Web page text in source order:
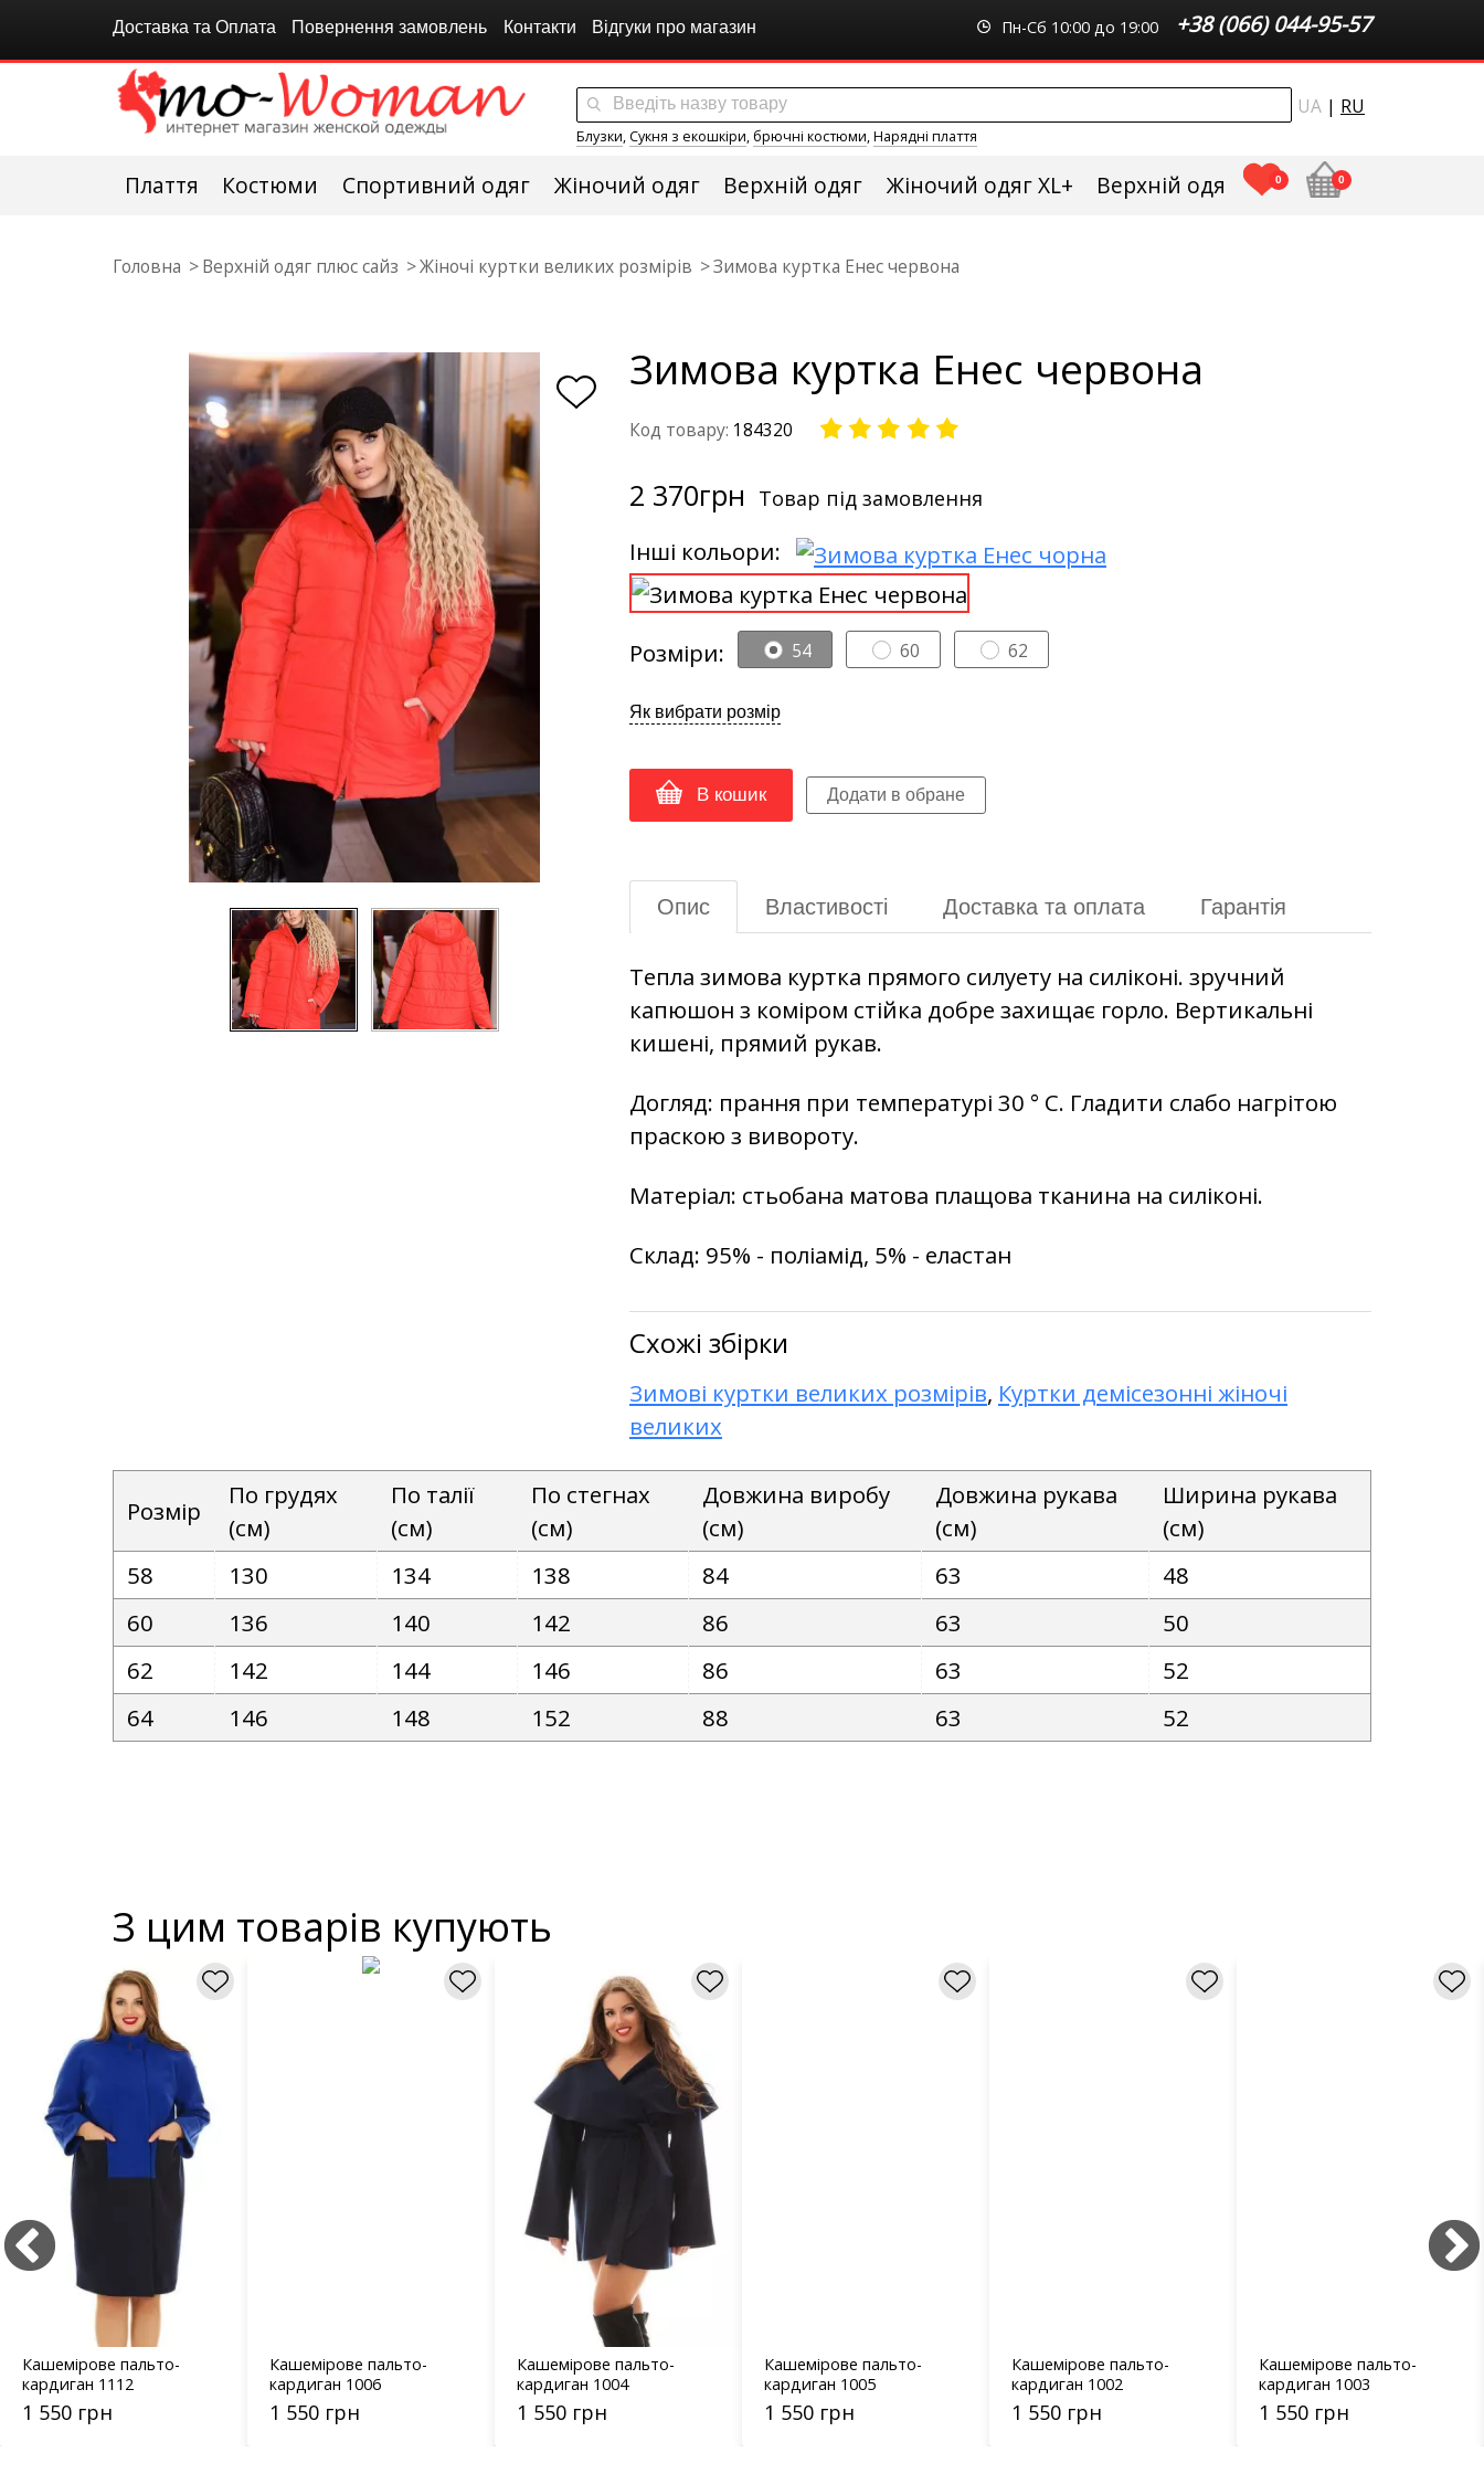
Доставка та Оплата Повернення замовлень Контакти Відгуки про магазин +38 (066) 044-95-57
Пн-Сб 10:00 до 19:00
UA | RU
Блузки, Сукня з екошкіри, брючні костюми,Нарядні плаття
Плаття Костюми Спортивний одяг Жіночий одяг Верхній одяг Жіночий одяг XL+ Верхній одяг плюс сайз
0 0
Головна Верхній одяг плюс сайз Жіночі куртки великих розмірів Зимова куртка Енес червона
Зимова куртка Енес червона
Код товару: 184320
2 370грн Товар під замовлення
Інші кольори:
Розміри: 54 60 62
Як вибрати розмір
В кошик
Опис Властивості Доставка та оплата Гарантія
Тепла зимова куртка прямого силуету на силіконі. зручний
капюшон з коміром стійка добре захищає горло. Вертикальні
кишені, прямий рукав.
Догляд: прання при температурі 30 ° C. Гладити слабо нагрітою
праскою з вивороту.
Матеріал: стьобана матова плащова тканина на силіконі.
Склад: 95% - поліамід, 5% - еластан
Схожі збірки
Зимові куртки великих розмірів, Куртки демісезонні жіночі
великих
Розмір
По грудях
(см)
По талії
(см)
По стегнах
(см)
Довжина виробу
(см)
Довжина рукава
(см)
Ширина рукава
(см)
58
130 134 138 84 63
48
60
136 140 142 86 63
50
62
142 144 146 86 63
52
64
146 148 152 88 63 52
З цим товарів купують
Кашемірове пальто-
кардиган 1112
1 550 грн
Кашемірове пальто-
кардиган 1006
1 550 грн
Кашемірове пальто-
кардиган 1004
1 550 грн
Кашемірове пальто-
кардиган 1005
1 550 грн
Кашемірове пальто-
кардиган 1002
1 550 грн
Кашемірове пальто-
кардиган 1003
1 550 грн